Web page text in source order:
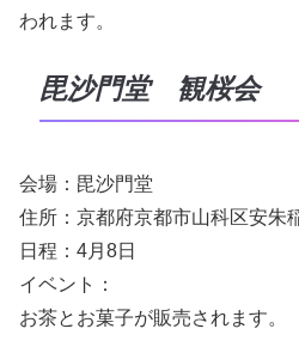
われます。
毘沙門堂 観桜会
会場：毘沙門堂
住所：京都府京都市山科区安朱
日程：4月8日
イベント：
お茶とお菓子が販売されます。